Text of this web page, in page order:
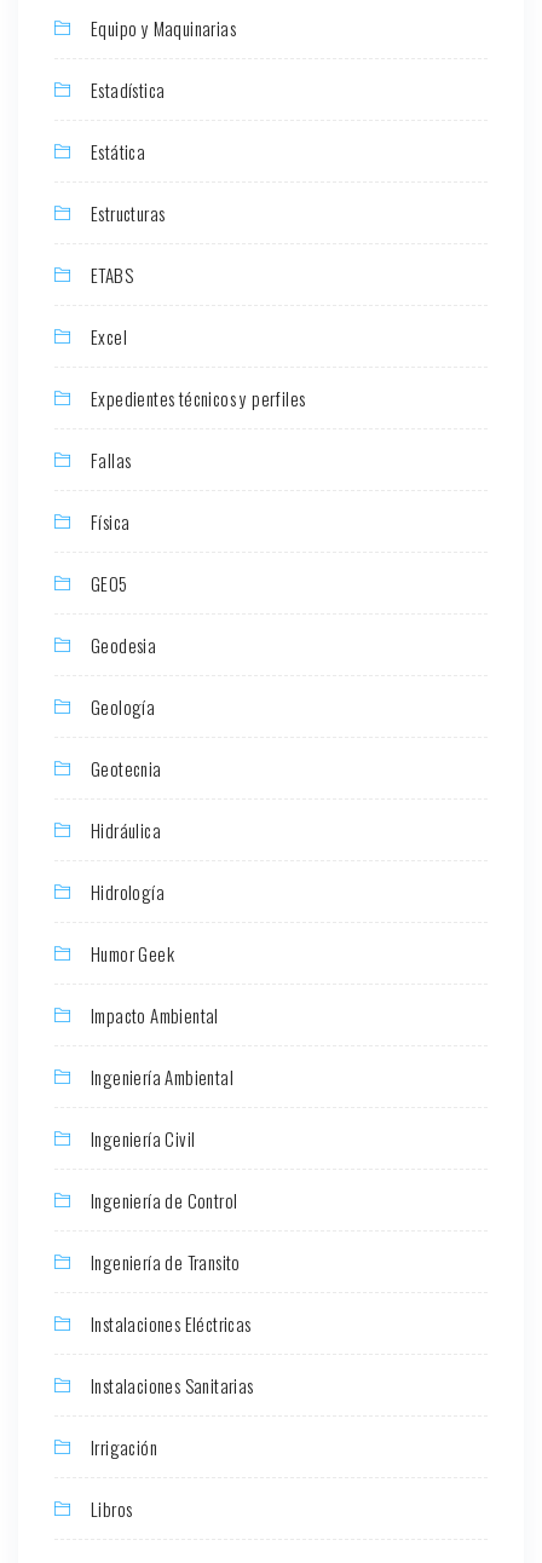
Equipo y Maquinarias
Estadística
Estática
Estructuras
ETABS
Excel
Expedientes técnicos y perfiles
Fallas
Física
GEO5
Geodesia
Geología
Geotecnia
Hidráulica
Hidrología
Humor Geek
Impacto Ambiental
Ingeniería Ambiental
Ingeniería Civil
Ingeniería de Control
Ingeniería de Transito
Instalaciones Eléctricas
Instalaciones Sanitarias
Irrigación
Libros